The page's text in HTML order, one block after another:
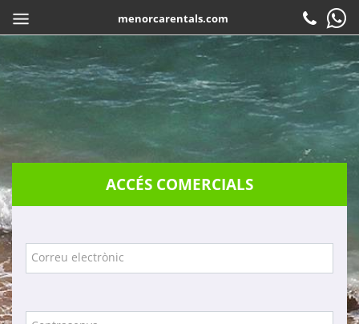
menorcarentals.com
Reservar
Atenció al client
Contacte
Preguntes freqüents
Garanties
Serveis
Empresa
Inici COMPARTIR
ACCÉS COMERCIALS
Correu electrònic